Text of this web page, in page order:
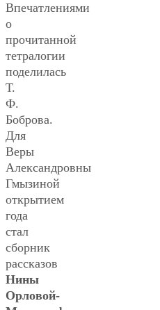
Впечатлениями
о
прочитанной
тетралогии
поделилась
Т.
Ф.
Боброва.
Для
Веры
Александровны
Гмызиной
открытием
года
стал
сборник
рассказов
Нины
Орловой-